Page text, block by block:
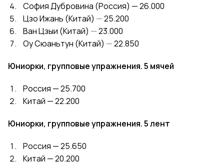
София Дубровина (Россия) — 26.000
Цзо Ижань (Китай) —25.200
Ван Цзыи (Китай) —23.000
Оу Сюаньтун (Китай) —22.850
Юниорки, групповые упражнения. 5 мячей
Россия — 25.700
Китай — 22.200
Юниорки, групповые упражнения. 5 лент
Россия — 25.650
Китай — 20.200